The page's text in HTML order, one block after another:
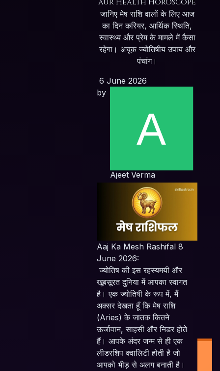
aur Health Horoscope
जानिए मेष राशि वालों के लिए आज
का दिन करियर, आर्थिक स्थिति,
स्वास्थ्य और प्रेम के मामले में कैसा
रहेगा। अचूक ज्योतिषीय उपाय और
पंचांग।
6 June 2026
by
Ajeet Verma
Aaj Ka Mesh Rashifal 8
June 2026:
ज्योतिष की इस रहस्यमयी और
खूबसूरत दुनिया में आपका स्वागत
है। एक ज्योतिषी के रूप में, मैं
अक्सर देखता हूँ कि मेष राशि
(Aries) के जातक कितने
ऊर्जावान, साहसी और निडर होते
हैं। आपके अंदर जन्म से ही एक
लीडरशिप क्वालिटी होती है जो
आपको भीड़ से अलग बनाती है।